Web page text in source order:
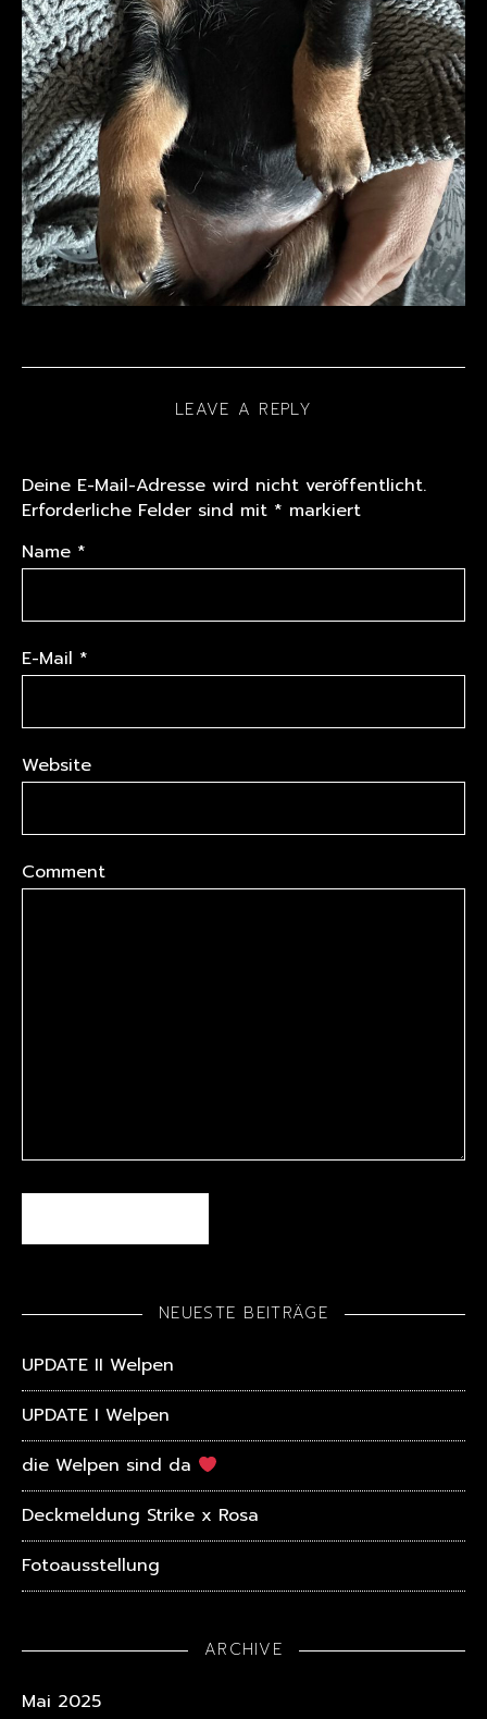
LEAVE A REPLY
Deine E-Mail-Adresse wird nicht veröffentlicht.
Erforderliche Felder sind mit * markiert
Name *
E-Mail *
Website
Comment
NEUESTE BEITRÄGE
UPDATE II Welpen
UPDATE I Welpen
die Welpen sind da
Deckmeldung Strike x Rosa
Fotoausstellung
ARCHIVE
Mai 2025